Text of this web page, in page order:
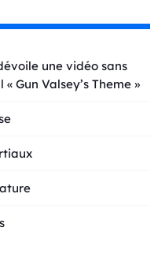
une vidéo sans
Gun Valsey’s Theme »